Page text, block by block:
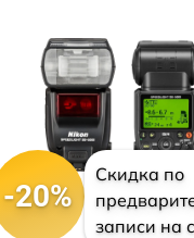
-20%
Скидка по
записи на